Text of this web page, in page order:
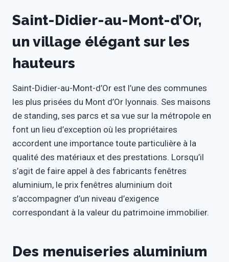
Saint-Didier-au-Mont-d’Or,
un village élégant sur les
hauteurs
Saint-Didier-au-Mont-d’Or est l’une des communes
les plus prisées du Mont d’Or lyonnais. Ses maisons
de standing, ses parcs et sa vue sur la métropole en
font un lieu d’exception où les propriétaires
accordent une importance toute particulière à la
qualité des matériaux et des prestations. Lorsqu’il
s’agit de faire appel à des fabricants fenêtres
aluminium, le prix fenêtres aluminium doit
s’accompagner d’un niveau d’exigence
correspondant à la valeur du patrimoine immobilier.
Des menuiseries aluminium